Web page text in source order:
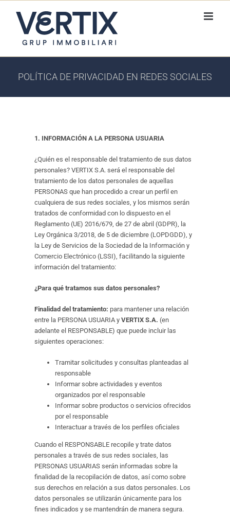
content
POLÍTICA DE PRIVACIDAD EN REDES SOCIALES
1. INFORMACIÓN A LA PERSONA USUARIA
¿Quién es el responsable del tratamiento de sus datos
personales? VERTIX S.A. será el responsable del
tratamiento de los datos personales de aquellas
PERSONAS que han procedido a crear un perfil en
cualquiera de sus redes sociales, y los mismos serán
tratados de conformidad con lo dispuesto en el
Reglamento (UE) 2016/679, de 27 de abril (GDPR), la
Ley Orgánica 3/2018, de 5 de diciembre (LOPDGDD), y
la Ley de Servicios de la Sociedad de la Información y
Comercio Electrónico (LSSI), facilitando la siguiente
información del tratamiento:
¿Para qué tratamos sus datos personales?
Finalidad del tratamiento: para mantener una relación
entre la PERSONA USUARIA yVERTIX S.A. (en
adelante el RESPONSABLE) que puede incluir las
siguientes operaciones:
Tramitar solicitudes y consultas planteadas al
responsable
Informar sobre actividades y eventos
organizados por el responsable
Informar sobre productos o servicios ofrecidos
por el responsable
Interactuar a través de los perfiles oficiales
Cuando el RESPONSABLE recopile y trate datos
personales a través de sus redes sociales, las
PERSONAS USUARIAS serán informadas sobre la
finalidad de la recopilación de datos, así como sobre
sus derechos en relación a sus datos personales. Los
datos personales se utilizarán únicamente para los
fines indicados y se mantendrán de manera segura.